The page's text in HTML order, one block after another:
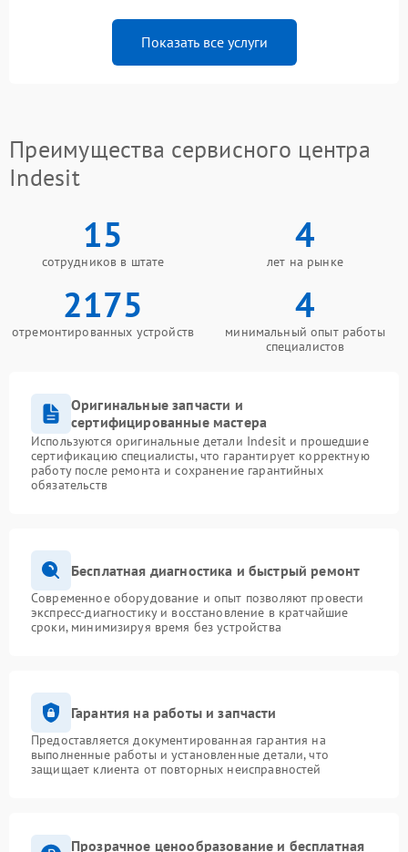
Показать все услуги
Преимущества сервисного центра
Indesit
15
сотрудников в штате
4
лет на рынке
2175
отремонтированных устройств
4
минимальный опыт работы
специалистов
Оригинальные запчасти и
сертифицированные мастера
Используются оригинальные детали Indesit и прошедшие
сертификацию специалисты, что гарантирует корректную
работу после ремонта и сохранение гарантийных
обязательств
Бесплатная диагностика и быстрый ремонт
Современное оборудование и опыт позволяют провести
экспресс-диагностику и восстановление в кратчайшие
сроки, минимизируя время без устройства
Гарантия на работы и запчасти
Предоставляется документированная гарантия на
выполненные работы и установленные детали, что
защищает клиента от повторных неисправностей
Прозрачное ценообразование и бесплатная